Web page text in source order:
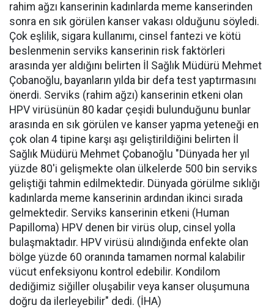
rahim ağzı kanserinin kadınlarda meme kanserinden
sonra en sık görülen kanser vakası olduğunu söyledi.
Çok eşlilik, sigara kullanımı, cinsel fantezi ve kötü
beslenmenin serviks kanserinin risk faktörleri
arasında yer aldığını belirten İl Sağlık Müdürü Mehmet
Çobanoğlu, bayanların yılda bir defa test yaptırmasını
önerdi. Serviks (rahim ağzı) kanserinin etkeni olan
HPV virüsünün 80 kadar çeşidi bulunduğunu bunlar
arasında en sık görülen ve kanser yapma yeteneği en
çok olan 4 tipine karşı aşı geliştirildiğini belirten İl
Sağlık Müdürü Mehmet Çobanoğlu "Dünyada her yıl
yüzde 80'i gelişmekte olan ülkelerde 500 bin serviks
geliştiği tahmin edilmektedir. Dünyada görülme sıklığı
kadınlarda meme kanserinin ardından ikinci sırada
gelmektedir. Serviks kanserinin etkeni (Human
Papilloma) HPV denen bir virüs olup, cinsel yolla
bulaşmaktadır. HPV virüsü alındığında enfekte olan
bölge yüzde 60 oranında tamamen normal kalabilir
vücut enfeksiyonu kontrol edebilir. Kondilom
dediğimiz siğiller oluşabilir veya kanser oluşumuna
doğru da ilerleyebilir" dedi. (İHA)